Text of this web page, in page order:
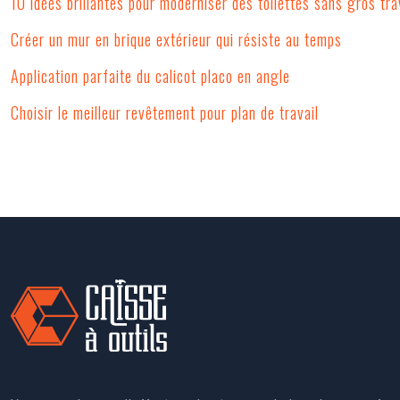
Créer un mur en brique extérieur qui résiste au temps
Application parfaite du calicot placo en angle
Choisir le meilleur revêtement pour plan de travail